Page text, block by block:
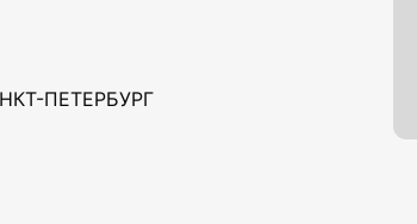
ПЕТЕРБУРГ